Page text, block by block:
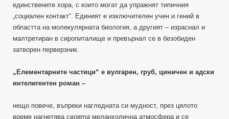
единствените хора, с които могат да упражнят типичния
„социален контакт“. Единият е изключителен учен и гений в
областта на молекулярната биология, а другият – израснал и
малтретиран в сиропиталище и превърнал се в безобиден
затворен перверзник.
„Елементарните частици“ е вулгарен, груб, циничен и адски
интелигентен роман –
нещо повече, въпреки нагледната си мудност, през цялото
време нагнетява своята меланхолична атмосфера и се